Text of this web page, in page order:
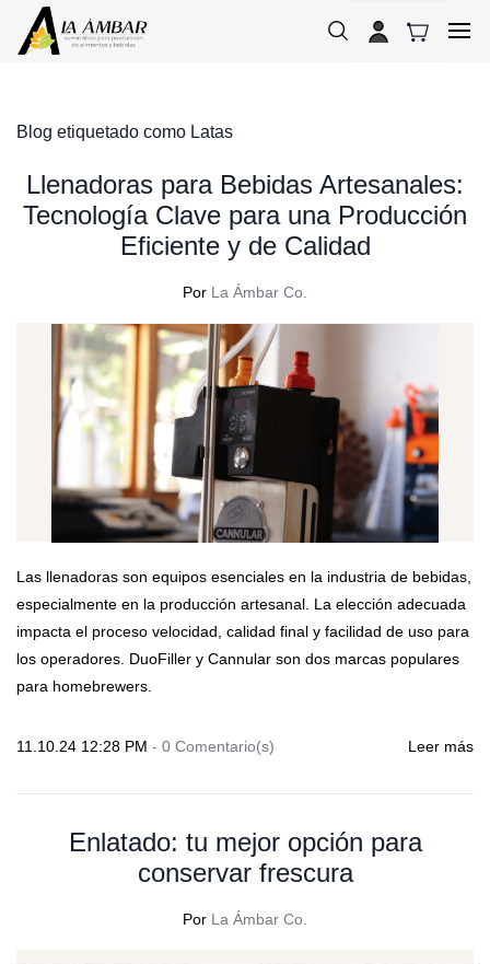
Skip to
main
content
Blog etiquetado como Latas
Llenadoras para Bebidas Artesanales:
Tecnología Clave para una Producción
Eficiente y de Calidad
Por La Ámbar Co.
Las llenadoras son equipos esenciales en la industria de bebidas,
especialmente en la producción artesanal. La elección adecuada
impacta el proceso velocidad, calidad final y facilidad de uso para
los operadores. DuoFiller y Cannular son dos marcas populares
para homebrewers.
11.10.24 12:28 PM - 0 Comentario(s) Leer más
Enlatado: tu mejor opción para
conservar frescura
Por La Ámbar Co.